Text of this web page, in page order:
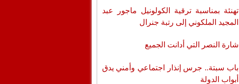
تهنئة بمناسبة ترقية الكولونيل ماجور عبد
المجيد الملكوني إلى رتبة جنرال
شارة النصر التي أدانت الجميع
باب سبتة.. جرس إنذار اجتماعي وأمني يدق
أبواب الدولة